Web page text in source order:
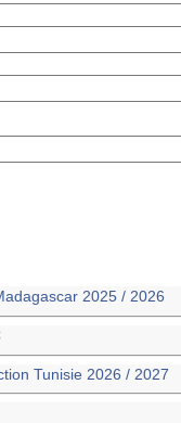
2025 / 2026
Tunisie 2026 / 2027